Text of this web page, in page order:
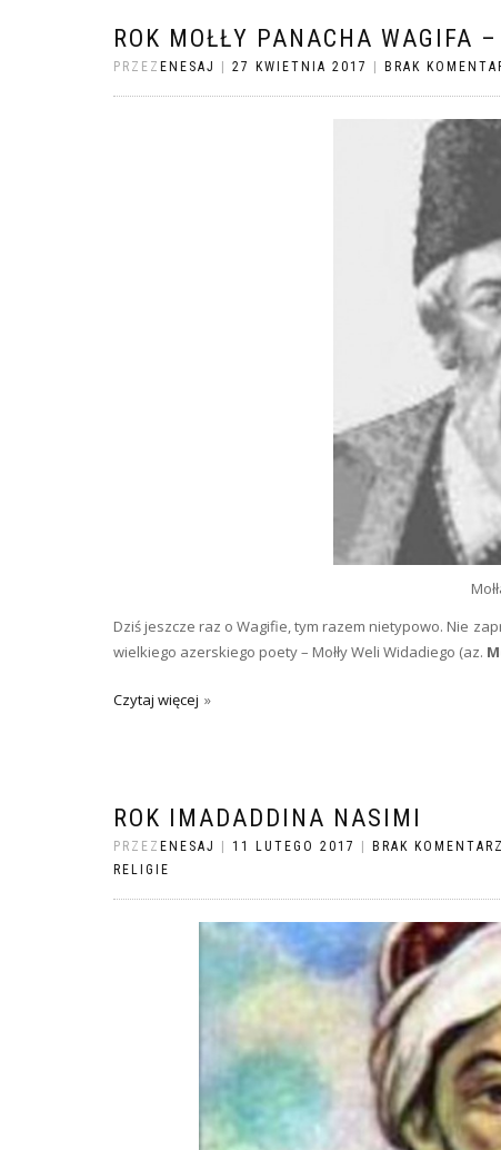
ROK MOŁŁY PANACHA WAGIFA –
PRZEZ ENESAJ 27 KWIETNIA 2017 BRAK
Dziś jeszcze raz o Wagifie, tym razem nietypowo. Nie
wielkiego azerskiego poety – Mołły Weli Widadiego (az.
Czytaj więcej
ROK IMADADDINA NASIMI
PRZEZ ENESAJ | 11 LUTEGO 2017 | BRAK
RELIGIE